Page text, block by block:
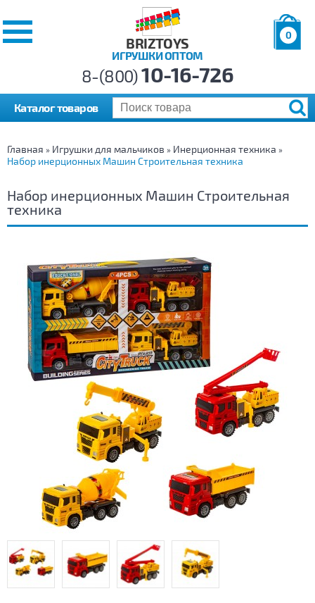
BRIZTOYS
ИГРУШКИ ОПТОМ
0
р.
8-(800)10-16-726
Каталог товаров
Главная » Игрушки для мальчиков » Инерционная техника »
Набор инерционных Машин Строительная техника
Набор инерционных Машин Строительная
техника